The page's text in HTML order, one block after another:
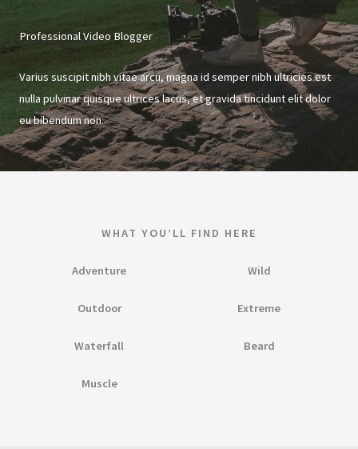
Professional Video Blogger
Varius suscipit nibh vitae arcu, magna id semper nibh ultricies est
nulla pulvinar quisque ultrices lacus, et gravida tincidunt elit dolor
eu bibendum non.
WHAT YOU’LL FIND HERE
Adventure Wild​
Outdoor Extreme​
Waterfall Beard​​
Muscle​